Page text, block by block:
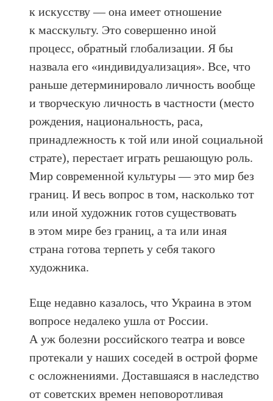
к искусству — она имеет отношение
к масскульту. Это совершенно иной
процесс, обратный глобализации. Я бы
назвала его «индивидуализация». Все, что
раньше детерминировало личность вообще
и творческую личность в частности (место
рождения, национальность, раса,
принадлежность к той или иной социальной
страте), перестает играть решающую роль.
Мир современной культуры — это мир без
границ. И весь вопрос в том, насколько тот
или иной художник готов существовать
в этом мире без границ, а та или иная
страна готова терпеть у себя такого
художника.
Еще недавно казалось, что Украина в этом
вопросе недалеко ушла от России.
А уж болезни российского театра и вовсе
протекали у наших соседей в острой форме
с осложнениями. Доставшаяся в наследство
от советских времен неповоротливая